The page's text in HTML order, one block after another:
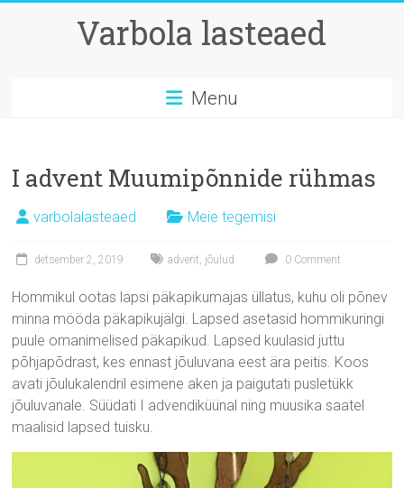
Varbola lasteaed
Menu
I advent Muumipõnnide rühmas
varbolalasteaed Meie tegemisi
detsember 2, 2019 advent, jõulud 0 Comment
Hommikul ootas lapsi päkapikumajas üllatus, kuhu oli põnev
minna mööda päkapikujälgi. Lapsed asetasid hommikuringi
puule omanimelised päkapikud. Lapsed kuulasid juttu
põhjapõdrast, kes ennast jõuluvana eest ära peitis. Koos
avati jõulukalendril esimene aken ja paigutati pusletükk
jõuluvanale. Süüdati I advendiküünal ning muusika saatel
maalisid lapsed tuisku.